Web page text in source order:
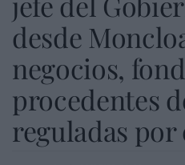
desde
negocios,
procedentes
reguladas por